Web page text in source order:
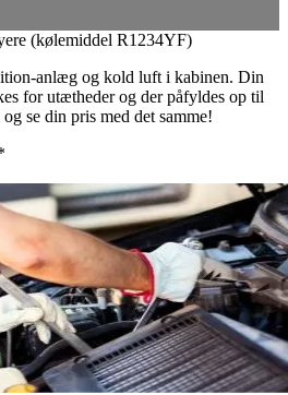
(kølemiddel R1234YF)
anlæg og kold luft i kabinen. Din
for utætheder og der påfyldes op til
og se din pris med det samme!